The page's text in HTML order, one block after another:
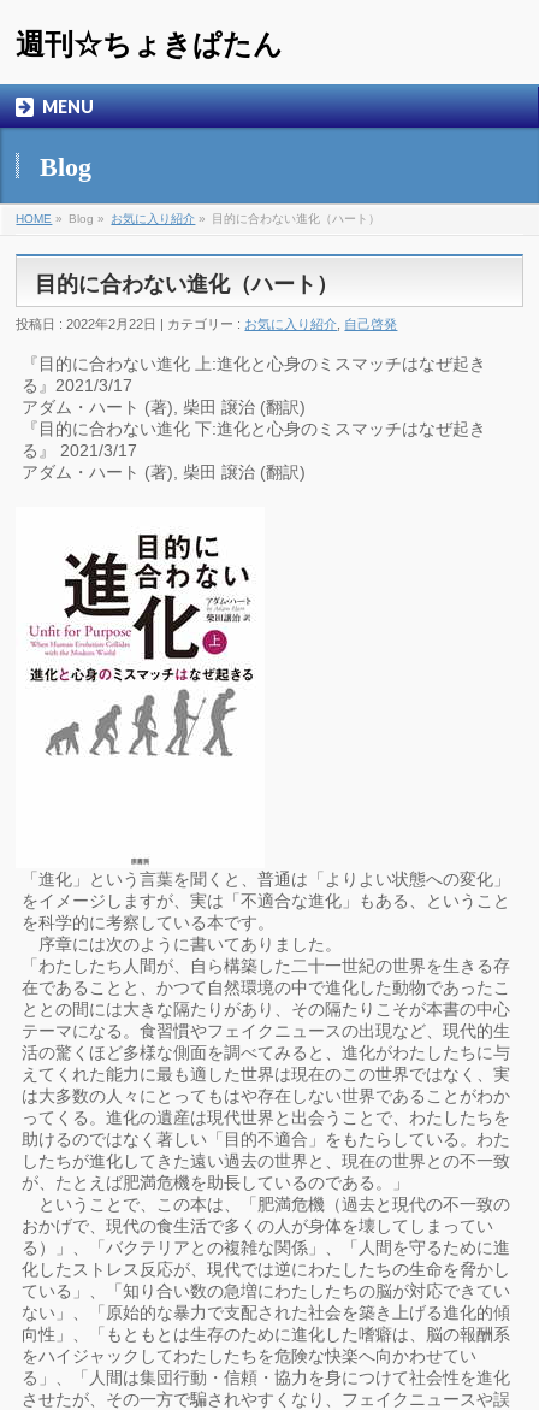
週刊☆ちょきぱたん
MENU
Blog
HOME » Blog » お気に入り紹介 » 目的に合わない進化（ハート）
目的に合わない進化（ハート）
投稿日 : 2022年2月22日 | カテゴリー : お気に入り紹介 自己啓発
『目的に合わない進化 上:進化と心身のミスマッチはなぜ起き
る』2021/3/17
アダム・ハート (著), 柴田 譲治 (翻訳)
『目的に合わない進化 下:進化と心身のミスマッチはなぜ起き
る』 2021/3/17
アダム・ハート (著), 柴田 譲治 (翻訳)
「進化」という言葉を聞くと、普通は「よりよい状態への変化」
をイメージしますが、実は「不適合な進化」もある、ということ
を科学的に考察している本です。
序章には次のように書いてありました。
「わたしたち人間が、自ら構築した二十一世紀の世界を生きる存
在であることと、かつて自然環境の中で進化した動物であったこ
ととの間には大きな隔たりがあり、その隔たりこそが本書の中心
テーマになる。食習慣やフェイクニュースの出現など、現代的生
活の驚くほど多様な側面を調べてみると、進化がわたしたちに与
えてくれた能力に最も適した世界は現在のこの世界ではなく、実
は大多数の人々にとってもはや存在しない世界であることがわか
ってくる。進化の遺産は現代世界と出会うことで、わたしたちを
助けるのではなく著しい「目的不適合」をもたらしている。わた
したちが進化してきた遠い過去の世界と、現在の世界との不一致
が、たとえば肥満危機を助長しているのである。」
ということで、この本は、「肥満危機（過去と現代の不一致の
おかげで、現代の食生活で多くの人が身体を壊してしまってい
る）」、「バクテリアとの複雑な関係」、「人間を守るために進
化したストレス反応が、現代では逆にわたしたちの生命を脅かし
ている」、「知り合い数の急増にわたしたちの脳が対応できてい
ない」、「原始的な暴力で支配された社会を築き上げる進化的傾
向性」、「もともとは生存のために進化した嗜癖は、脳の報酬系
をハイジャックしてわたしたちを危険な快楽へ向かわせてい
る」、「人間は集団行動・信頼・協力を身につけて社会性を進化
させたが、その一方で騙されやすくなり、フェイクニュースや誤